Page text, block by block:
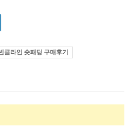
클라인 숏패딩 구매후기